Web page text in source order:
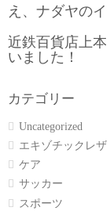
え、ナダヤの
近鉄百貨店上
いました！
カテゴリー
Uncategorized
エキゾチックレ
ケア
サッカー
スポーツ